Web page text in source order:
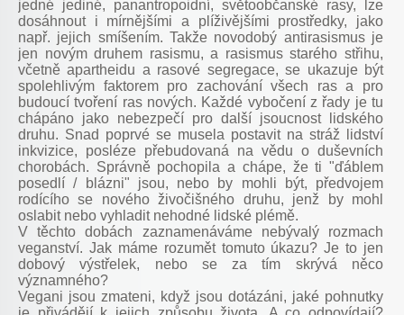
jedné jediné, panantropoidní, světoobčanské rasy, lze
dosáhnout i mírnějšími a plíživějšími prostředky, jako
např. jejich smíšením. Takže novodobý antirasismus je
jen novým druhem rasismu, a rasismus starého střihu,
včetně apartheidu a rasové segregace, se ukazuje být
spolehlivým faktorem pro zachování všech ras a pro
budoucí tvoření ras nových. Každé vybočení z řady je tu
chápáno jako nebezpečí pro další jsoucnost lidského
druhu. Snad poprvé se musela postavit na stráž lidství
inkvizice, posléze přebudovaná na vědu o duševních
chorobách. Správně pochopila a chápe, že ti "ďáblem
posedlí / blázni" jsou, nebo by mohli být, předvojem
rodícího se nového živočišného druhu, jenž by mohl
oslabit nebo vyhladit nehodné lidské plémě.
V těchto dobách zaznamenáváme nebývalý rozmach
veganství. Jak máme rozumět tomuto úkazu? Je to jen
dobový výstřelek, nebo se za tím skrývá něco
významného?
Vegani jsou zmateni, když jsou dotázáni, jaké pohnutky